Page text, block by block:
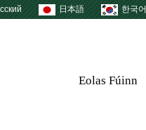
日本語 한국어
Eolas Fúinn